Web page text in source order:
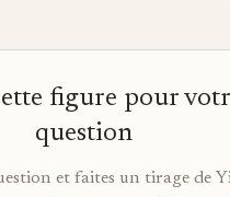
figure pour
question
et faites un tirage de